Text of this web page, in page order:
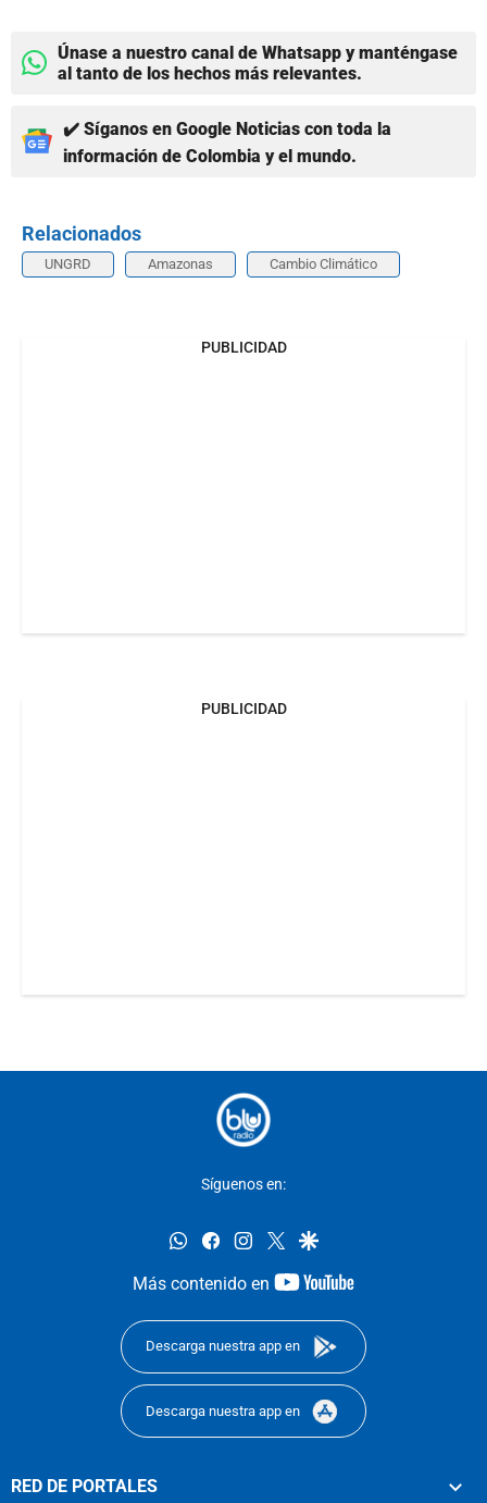
Únase a nuestro canal de Whatsapp y manténgase
al tanto de los hechos más relevantes.
✔️ Síganos en Google Noticias con toda la
información de Colombia y el mundo.
Relacionados
UNGRD Amazonas Cambio Climático
PUBLICIDAD
PUBLICIDAD
Síguenos en:
whatsappfacebookinstagram
twittergoogle
Más contenido en
youtube-
Descarga nuestra app en
Descarga nuestra app en
RED DE PORTALES